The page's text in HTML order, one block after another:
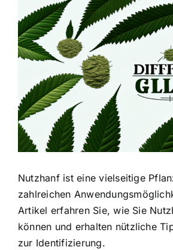
grösseres
Bild
Nutzhanf ist eine vielseitige
zahlreichen
Artikel erfahren Sie, wie Sie
können und erhalten nützliche
zur Identifizierung.